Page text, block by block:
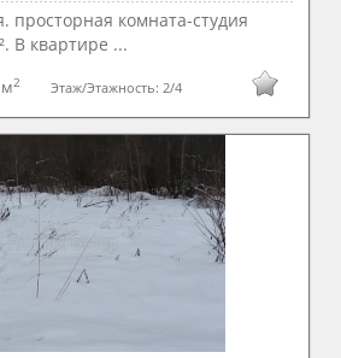
просторная комната-студия
В квартире ...
м2 Этаж/Этажность: 2/4